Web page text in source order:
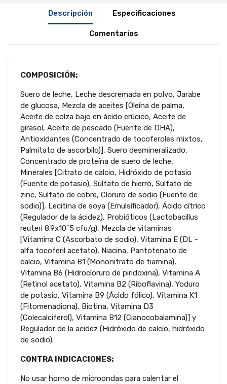
Descripción Especificaciones
Comentarios
COMPOSICIÓN:
Suero de leche, Leche descremada en polvo, Jarabe
de glucosa, Mezcla de aceites [Oleína de palma,
Aceite de colza bajo en ácido erúcico, Aceite de
girasol, Aceite de pescado (Fuente de DHA),
Antioxidantes (Concentrado de tocoferoles mixtos,
Palmitato de ascorbilo)], Suero desmineralizado,
Concentrado de proteína de suero de leche,
Minerales [Citrato de calcio, Hidróxido de potasio
(Fuente de potasio), Sulfato de hierro, Sulfato de
zinc, Sulfato de cobre, Cloruro de sodio (Fuente de
sodio)], Lecitina de soya (Emulsificador), Ácido cítrico
(Regulador de la ácidez), Probióticos (Lactobacillus
reuteri 8.9x10^5 cfu/g), Mezcla de vitaminas
[Vitamina C (Ascorbato de sodio), Vitamina E (DL -
alfa tocoferil acetato), Niacina, Pantotenato de
calcio, Vitamina B1 (Mononitrato de tiamina),
Vitamina B6 (Hidrocloruro de piridoxina), Vitamina A
(Retinol acetato), Vitamina B2 (Riboflavina), Yoduro
de potasio, Vitamina B9 (Ácido fólico), Vitamina K1
(Fitomenadiona), Biotina, Vitamina D3
(Colecalciferol), Vitamina B12 (Cianocobalamina)] y
Regulador de la acidez (Hidróxido de calcio, hidróxido
de sodio).
CONTRA INDICACIONES:
No usar horno de microondas para calentar el